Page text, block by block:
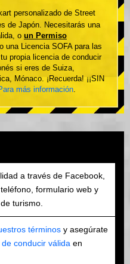
personalizado de Street
de Japón. Necesitarás una
o un Permiso
una Licencia SOFA para las
propia licencia de conducir
si eres de Suiza,
Mónaco. ¡Recuerda! ¡¡SIN
más información.
a través de Facebook,
formulario web y
turismo.
términos y asegúrate
conducir válida en